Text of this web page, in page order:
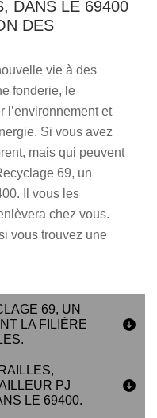
DANS LE 69400
DES
vie à des
fonderie, le
l’environnement et
Si vous avez
mais qui peuvent
69, un
Il vous les
chez vous.
vous trouvez une
69, UN
LA FILIÈRE
PJ
LE 69400.